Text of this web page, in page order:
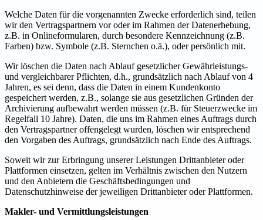
Welche Daten für die vorgenannten Zwecke erforderlich sind, teilen
wir den Vertragspartnern vor oder im Rahmen der Datenerhebung,
z.B. in Onlineformularen, durch besondere Kennzeichnung (z.B.
Farben) bzw. Symbole (z.B. Sternchen o.ä.), oder persönlich mit.
Wir löschen die Daten nach Ablauf gesetzlicher Gewährleistungs-
und vergleichbarer Pflichten, d.h., grundsätzlich nach Ablauf von 4
Jahren, es sei denn, dass die Daten in einem Kundenkonto
gespeichert werden, z.B., solange sie aus gesetzlichen Gründen der
Archivierung aufbewahrt werden müssen (z.B. für Steuerzwecke im
Regelfall 10 Jahre). Daten, die uns im Rahmen eines Auftrags durch
den Vertragspartner offengelegt wurden, löschen wir entsprechend
den Vorgaben des Auftrags, grundsätzlich nach Ende des Auftrags.
Soweit wir zur Erbringung unserer Leistungen Drittanbieter oder
Plattformen einsetzen, gelten im Verhältnis zwischen den Nutzern
und den Anbietern die Geschäftsbedingungen und
Datenschutzhinweise der jeweiligen Drittanbieter oder Plattformen.
Makler- und Vermittlungsleistungen